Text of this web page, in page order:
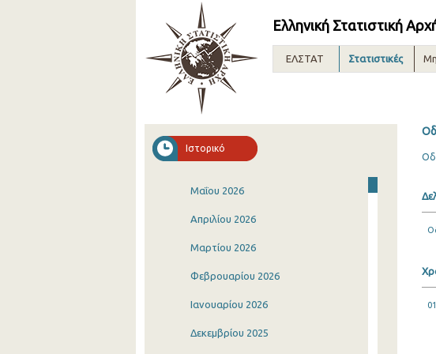
Ελληνική Στατιστική
ΕΛΣΤΑΤ Στατιστικές
Ιστορικό
Μαΐου 2026
Απριλίου 2026
Μαρτίου 2026
Φεβρουαρίου 2026
Ιανουαρίου 2026
Δεκεμβρίου 2025